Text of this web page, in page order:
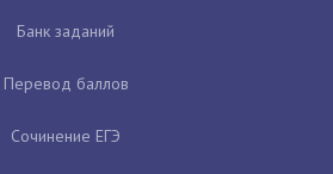
Банк заданий
Перевод баллов
Сочинение ЕГЭ